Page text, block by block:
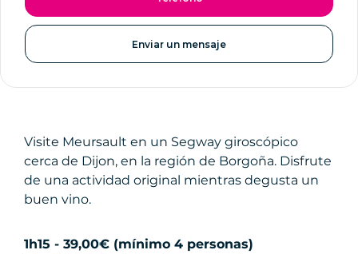
Enviar un mensaje
Visite Meursault en un Segway giroscópico
cerca de Dijon, en la región de Borgoña. Disfrute
de una actividad original mientras degusta un
buen vino.
1h15 - 39,00€ (mínimo 4 personas)